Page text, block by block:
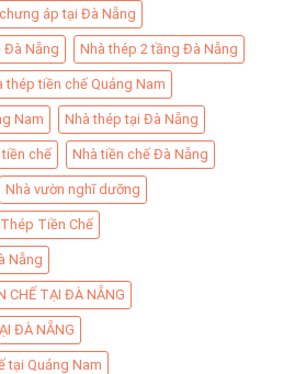
áp tại Đà Nẵng
Đà Nẵng Nhà thép 2 tầng Đà Nẵng
thép tiền chế Quảng Nam
Nam Nhà thép tại Đà Nẵng
tiền chế Nhà tiền chế Đà Nẵng
Nhà vườn nghĩ dưỡng
Tiền Chế
Nẵng
CHẾ TẠI ĐÀ NẴNG
ĐÀ NẴNG
tại Quảng Nam